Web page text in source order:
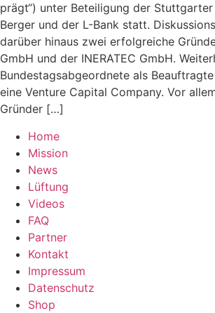
prägt“) unter Beteiligung der
Berger und der L-Bank statt.
darüber hinaus zwei erfolgreiche
GmbH und der INERATEC GmbH.
Bundestagsabgeordnete als
eine Venture Capital Company. Vor
Gründer […]
Home
Mission
News
Lüftung
Videos
FAQ
Partner
Kontakt
Impressum
Datenschutz
Shop